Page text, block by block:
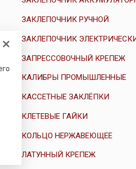
ЗАКЛЕПОЧНИК РУЧНОЙ
ЗАКЛЕПОЧНИК
ЗАПРЕССОВОЧНЫЙ КРЕПЕЖ
КАЛИБРЫ ПРОМЫШЛЕННЫЕ
КАССЕТНЫЕ ЗАКЛЁПКИ
КЛЕТЕВЫЕ ГАЙКИ
КОЛЬЦО НЕРЖАВЕЮЩЕЕ
ЛАТУННЫЙ КРЕПЕЖ